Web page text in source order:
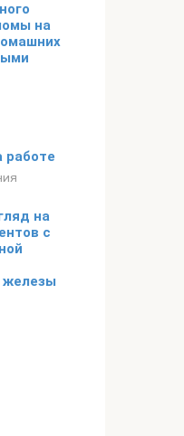
на
работе
на
с
железы